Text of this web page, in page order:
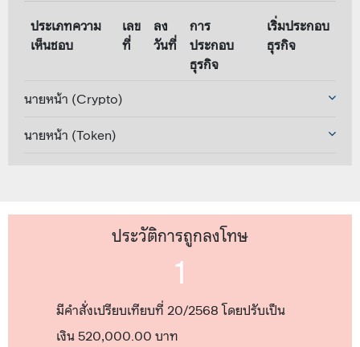
ประเภทความ
เห็นชอบ
เลข
ที่
ลง
วันที่
การ
ประกอบ
ธุรกิจ
เริ่มประกอบ
ธุรกิจ
นายหน้า (Crypto)
นายหน้า (Token)
ประวัติการถูกลงโทษ
1
มีคำสั่งเปรียบเทียบที่ 20/2568 โดยปรับเป็น
เงิน 520,000.00 บาท